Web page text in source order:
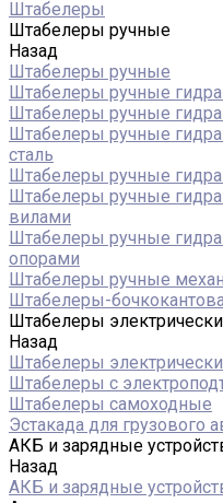
Штабелеры
Штабелеры ручные
Назад
Штабелеры ручные
Штабелеры ручные
Штабелеры ручные
Штабелеры ручные
сталь
Штабелеры ручные
Штабелеры ручные
вилами
Штабелеры ручные
опорами
Штабелеры ручные
Штабелеры-
Штабелеры
Назад
Штабелеры
Штабелеры с
Штабелеры самоходные
Эстакада для грузового
АКБ и зарядные
Назад
АКБ и зарядные